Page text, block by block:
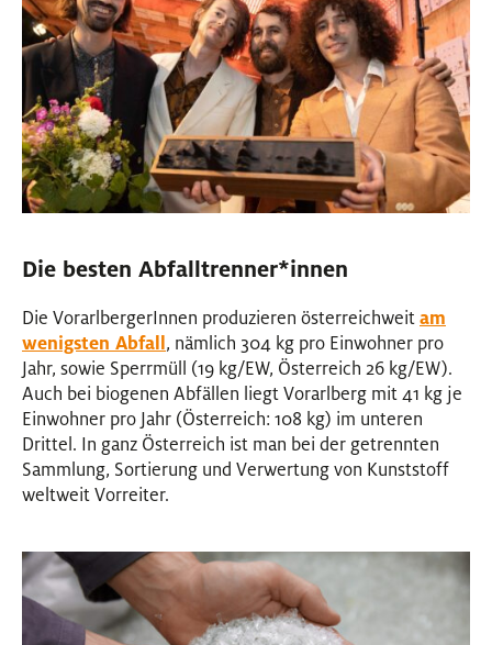
Die besten Abfalltrenner*innen
Die VorarlbergerInnen produzieren österreichweitam
wenigsten Abfall, nämlich 304 kg pro Einwohner pro
Jahr, sowie Sperrmüll (19 kg/EW, Österreich 26 kg/EW).
Auch bei biogenen Abfällen liegt Vorarlberg mit 41 kg je
Einwohner pro Jahr (Österreich: 108 kg) im unteren
Drittel. In ganz Österreich ist man bei der getrennten
Sammlung, Sortierung und Verwertung von Kunststoff
weltweit Vorreiter.